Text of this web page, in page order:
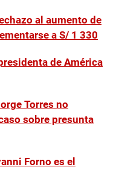
al aumento de
a S/ 1 330
de América
Torres no
sobre presunta
Forno es el